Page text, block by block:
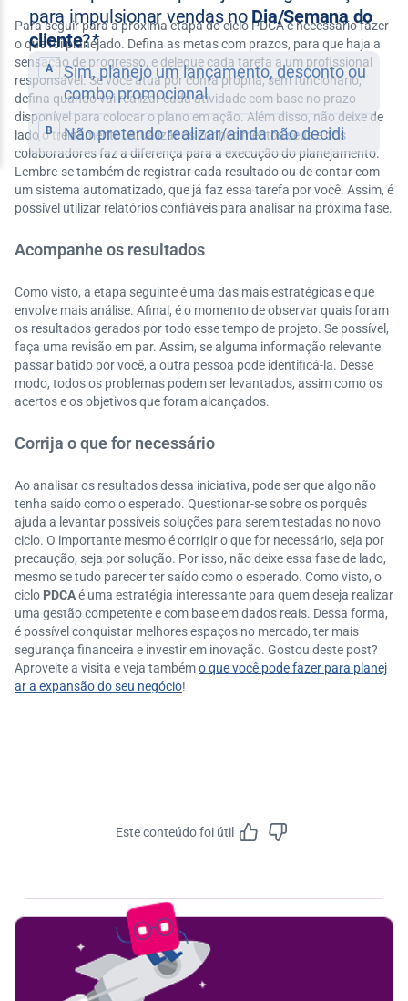
Para seguir para a próxima etapa do ciclo PDCA é necessário fazer
o que foi planejado. Defina as metas com prazos, para que haja a
sensação de progresso, e delegue cada tarefa a um profissional
responsável. Se você atua por conta própria, sem funcionário,
defina quando vai realizar cada atividade com base no prazo
disponível para colocar o plano em ação. Além disso, não deixe de
lado o treinamento. Atualizar os conhecimentos seus e dos
colaboradores faz a diferença para a execução do planejamento.
Lembre-se também de registrar cada resultado ou de contar com
um sistema automatizado, que já faz essa tarefa por você. Assim, é
possível utilizar relatórios confiáveis para analisar na próxima fase.
Acompanhe os resultados
Como visto, a etapa seguinte é uma das mais estratégicas e que
envolve mais análise. Afinal, é o momento de observar quais foram
os resultados gerados por todo esse tempo de projeto. Se possível,
faça uma revisão em par. Assim, se alguma informação relevante
passar batido por você, a outra pessoa pode identificá-la. Desse
modo, todos os problemas podem ser levantados, assim como os
acertos e os objetivos que foram alcançados.
Corrija o que for necessário
Ao analisar os resultados dessa iniciativa, pode ser que algo não
tenha saído como o esperado. Questionar-se sobre os porquês
ajuda a levantar possíveis soluções para serem testadas no novo
ciclo. O importante mesmo é corrigir o que for necessário, seja por
precaução, seja por solução. Por isso, não deixe essa fase de lado,
mesmo se tudo parecer ter saído como o esperado. Como visto, o
ciclo PDCAé uma estratégia interessante para quem deseja realizar
uma gestão competente e com base em dados reais. Dessa forma,
é possível conquistar melhores espaços no mercado, ter mais
segurança financeira e investir em inovação. Gostou deste post?
Aproveite a visita e veja tambémo que você pode fazer para planej
ar a expansão do seu negócio!
Este conteúdo foi útil